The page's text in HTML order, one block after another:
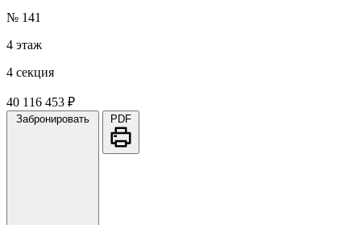
№ 141
4 этаж
4 секция
40 116 453 ₽
Забронировать PDF